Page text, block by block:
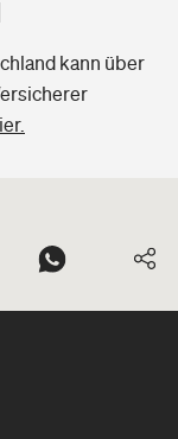
kann über